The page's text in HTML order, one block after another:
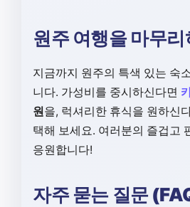
원주 여행을 마무리
지금까지 원주의 특색 있는 숙
니다. 가성비를 중시하신다면
원을, 럭셔리한 휴식을 원하신
택해 보세요. 여러분의 즐겁고
응원합니다!
자주 묻는 질문